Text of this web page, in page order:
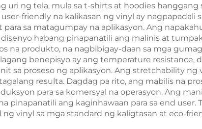
uri ng tela, mula sa t-shirts at hoodies hanggang
friendly na kalikasan ng vinyl ay nagpapadali
sa matagumpay na aplikasyon. Ang
habang pinapanatili ang malinis at
na produkto, na nagbibigay-daan sa mga
benepisyo ay ang temperature resistance,
sa proseso ng aplikasyon. Ang stretchability
resulta. Dagdag pa rito, ang mabilis na
para sa komersyal na operasyon. Ang
pinapanatili ang kaginhawaan para sa end
vinyl sa mga standard ng kaligtasan at eco-